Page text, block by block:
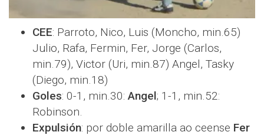
CEE: Parroto, Nico, Luis (Moncho, min.65)
Julio, Rafa, Fermin, Fer, Jorge (Carlos,
min.79), Victor (Uri, min.87) Angel, Tasky
(Diego, min.18)
Goles: 0-1, min.30:Angel; 1-1, min.52:
Robinson.
Expulsión: por doble amarilla ao ceense Fer